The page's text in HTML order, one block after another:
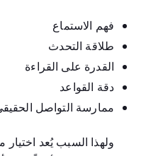
فهم الاستماع
طلاقة التحدث
القدرة على القراءة
دقة القواعد
ممارسة التواصل
ولهذا السبب يُعد اختيار